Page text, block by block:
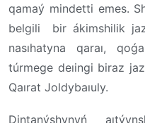
qamaý mindetti emes.
belgili bir ákimshilik
nasıhatyna qaraı,
túrmege deıingi biraz
Qaırat Joldybaıuly.
Dintanýshynyń